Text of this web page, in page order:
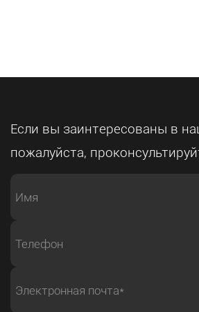
Если вы заинтересованы в
пожалуйста,